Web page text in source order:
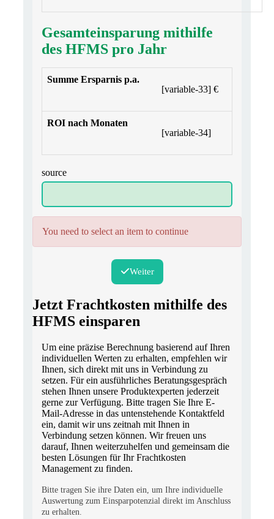
Gesamteinsparung mithilfe
des HFMS pro Jahr
Summe Ersparnis p.a.
[variable-33] €
ROI nach Monaten
[variable-34]
source
You need to select an item to continue
Weiter
Jetzt Frachtkosten mithilfe des
HFMS einsparen
Um eine präzise Berechnung basierend auf Ihren
individuellen Werten zu erhalten, empfehlen wir
Ihnen, sich direkt mit uns in Verbindung zu
setzen. Für ein ausführliches Beratungsgespräch
stehen Ihnen unsere Produktexperten jederzeit
gerne zur Verfügung. Bitte tragen Sie Ihre E-
Mail-Adresse in das untenstehende Kontaktfeld
ein, damit wir uns zeitnah mit Ihnen in
Verbindung setzen können. Wir freuen uns
darauf, Ihnen weiterzuhelfen und gemeinsam die
besten Lösungen für Ihr Frachtkosten
Management zu finden.
Bitte tragen Sie ihre Daten ein, um Ihre individuelle
Auswertung zum Einsparpotenzial direkt im Anschluss
zu erhalten.